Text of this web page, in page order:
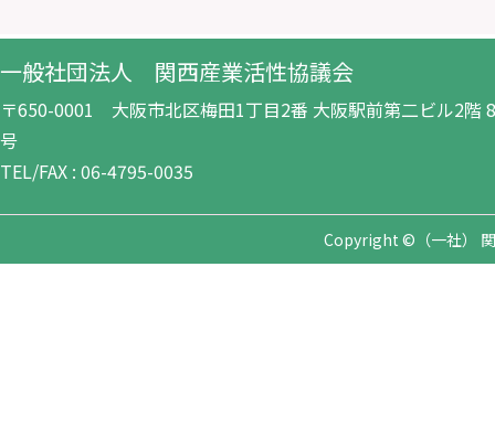
一般社団法人 関西産業活性協議会
〒650-0001 大阪市北区梅田1丁目2番 大阪駅前第二ビル2階
号
TEL/FAX : 06-4795-0035
Copyright ©（一社）